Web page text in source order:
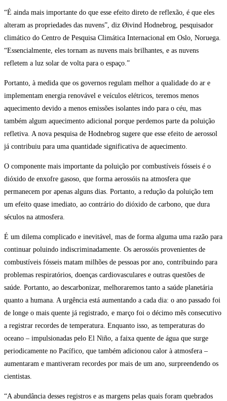
“É ainda mais importante do que esse efeito direto de reflexão, é que eles
alteram as propriedades das nuvens”, diz Øivind Hodnebrog, pesquisador
climático do Centro de Pesquisa Climática Internacional em Oslo, Noruega.
“Essencialmente, eles tornam as nuvens mais brilhantes, e as nuvens
refletem a luz solar de volta para o espaço.”
Portanto, à medida que os governos regulam melhor a qualidade do ar e
implementam energia renovável e veículos elétricos, teremos menos
aquecimento devido a menos emissões isolantes indo para o céu, mas
também algum aquecimento adicional porque perdemos parte da poluição
refletiva. A nova pesquisa de Hodnebrog sugere que esse efeito de aerossol
já contribuiu para uma quantidade significativa de aquecimento.
O componente mais importante da poluição por combustíveis fósseis é o
dióxido de enxofre gasoso, que forma aerossóis na atmosfera que
permanecem por apenas alguns dias. Portanto, a redução da poluição tem
um efeito quase imediato, ao contrário do dióxido de carbono, que dura
séculos na atmosfera.
É um dilema complicado e inevitável, mas de forma alguma uma razão para
continuar poluindo indiscriminadamente. Os aerossóis provenientes de
combustíveis fósseis matam milhões de pessoas por ano, contribuindo para
problemas respiratórios, doenças cardiovasculares e outras questões de
saúde. Portanto, ao descarbonizar, melhoraremos tanto a saúde planetária
quanto a humana. A urgência está aumentando a cada dia: o ano passado foi
de longe o mais quente já registrado, e março foi o décimo mês consecutivo
a registrar recordes de temperatura. Enquanto isso, as temperaturas do
oceano – impulsionadas pelo El Niño, a faixa quente de água que surge
periodicamente no Pacífico, que também adicionou calor à atmosfera –
aumentaram e mantiveram recordes por mais de um ano, surpreendendo os
cientistas.
“A abundância desses registros e as margens pelas quais foram quebrados